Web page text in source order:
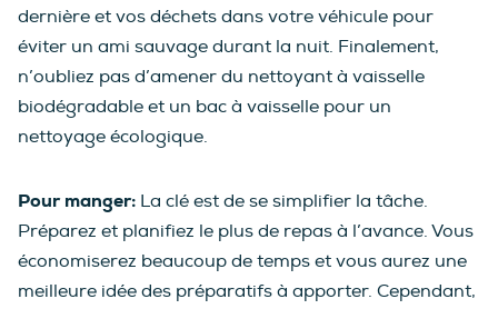
dernière et vos déchets dans votre véhicule pour
éviter un ami sauvage durant la nuit. Finalement,
n’oubliez pas d’amener du nettoyant à vaisselle
biodégradable et un bac à vaisselle pour un
nettoyage écologique.
Pour manger: La clé est de se simplifier la tâche.
Préparez et planifiez le plus de repas à l’avance. Vous
économiserez beaucoup de temps et vous aurez une
meilleure idée des préparatifs à apporter. Cependant,